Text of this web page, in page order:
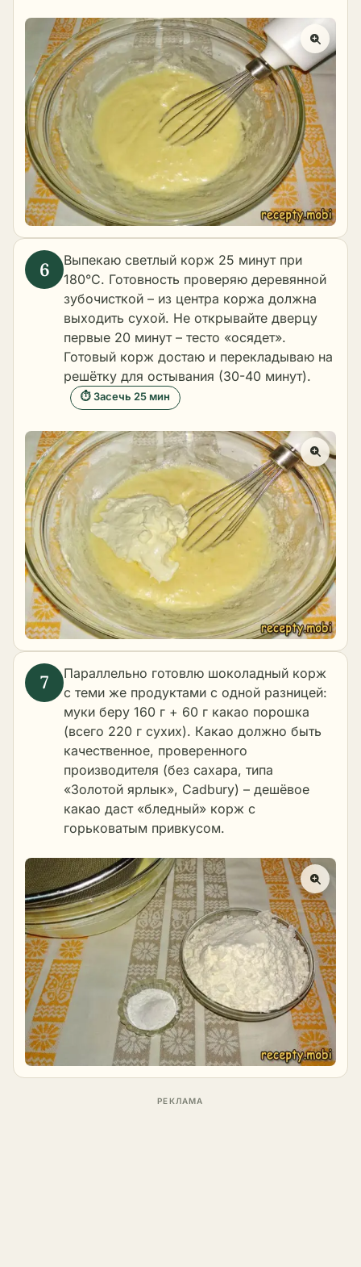
Выпекаю светлый корж 25 минут при
180°C. Готовность проверяю деревянной
зубочисткой – из центра коржа должна
выходить сухой. Не открывайте дверцу
первые 20 минут – тесто «осядет».
Готовый корж достаю и перекладываю на
решётку для остывания (30-40 минут).
⏱ Засечь 25 мин
Параллельно готовлю шоколадный корж
с теми же продуктами с одной разницей:
муки беру 160 г + 60 г какао порошка
(всего 220 г сухих). Какао должно быть
качественное, проверенного
производителя (без сахара, типа
«Золотой ярлык», Cadbury) – дешёвое
какао даст «бледный» корж с
горьковатым привкусом.